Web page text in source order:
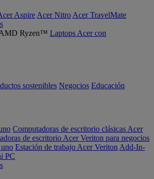
Aspire Acer Nitro Acer TravelMate
Laptops Acer con
sostenibles Negocios Educación
Computadoras de escritorio clásicas Acer
de escritorio Acer Veriton para negocios
Estación de trabajo Acer Veriton Add-In-
PC